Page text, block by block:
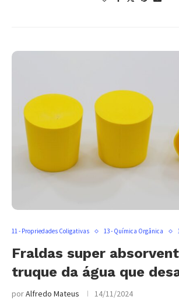
11 - Propriedades Coligativas 13 - Química Orgânica
Fraldas super
truque da água que
porAlfredo Mateus 14/11/2024